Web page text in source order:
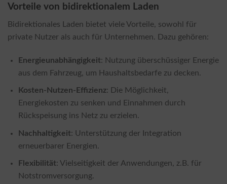
Vorteile von bidirektionalem Laden
Bidirektionales Laden bietet viele Vorteile, sowohl für
private Nutzer als auch für Unternehmen. Dazu gehören:
Energieunabhängigkeit: Nutzung überschüssiger Energie
aus dem Fahrzeug, um Haushaltsbedarfe zu decken.
Kosten-Nutzen-Effizienz: Die Möglichkeit,
Energiekosten zu senken und Einnahmen durch
Rückspeisung ins Netz zu erzielen.
Nachhaltigkeit: Unterstützung der Integration
erneuerbarer Energien.
Flexibilität: Vielseitigkeit der Anwendungen, z.B. für
Notstromversorgung.